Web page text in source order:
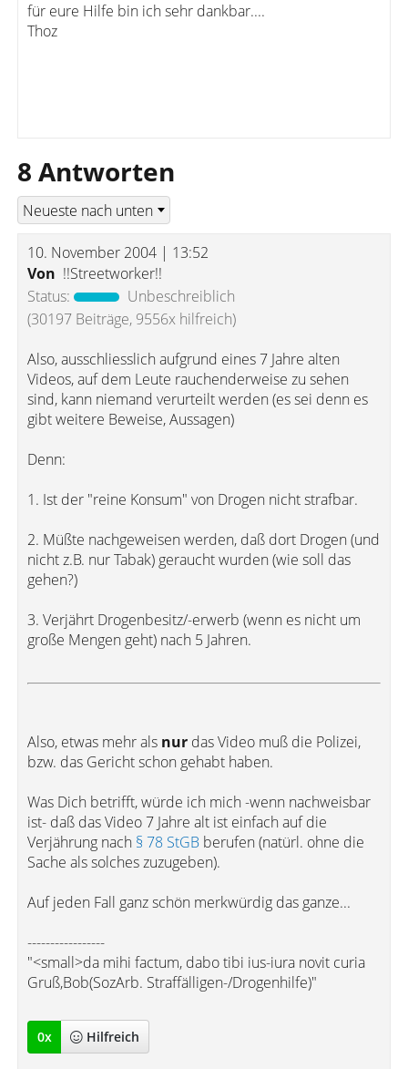
für eure Hilfe bin ich sehr dankbar....
Thoz
8 Antworten
10. November 2004 | 13:52
Von !!Streetworker!!
Status:
Unbeschreiblich
(30197 Beiträge, 9556x hilfreich)
Also, ausschliesslich aufgrund eines 7 Jahre alten
Videos, auf dem Leute rauchenderweise zu sehen
sind, kann niemand verurteilt werden (es sei denn es
gibt weitere Beweise, Aussagen)
Denn:
1. Ist der "reine Konsum" von Drogen nicht strafbar.
2. Müßte nachgeweisen werden, daß dort Drogen (und
nicht z.B. nur Tabak) geraucht wurden (wie soll das
gehen?)
3. Verjährt Drogenbesitz/-erwerb (wenn es nicht um
große Mengen geht) nach 5 Jahren.
Also, etwas mehr als nurdas Video muß die Polizei,
bzw. das Gericht schon gehabt haben.
Was Dich betrifft, würde ich mich -wenn nachweisbar
ist- daß das Video 7 Jahre alt ist einfach auf die
Verjährung nach § 78 StGBberufen (natürl. ohne die
Sache als solches zuzugeben).
Auf jeden Fall ganz schön merkwürdig das ganze...
-----------------
"<small>da mihi factum, dabo tibi ius-iura novit curia
Gruß,Bob(SozArb. Straffälligen-/Drogenhilfe)"
0x Hilfreich